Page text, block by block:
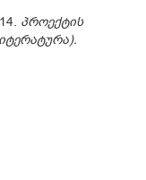
პროექტის